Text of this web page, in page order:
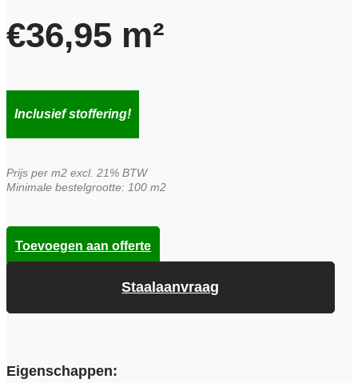
€36,95 m²
Inclusief stoffering!
Prijs per m2 excl. 21% BTW
Minimale bestelgrootte: 100 m2
Staalaanvraag
Toevoegen aan offerte
Eigenschappen: